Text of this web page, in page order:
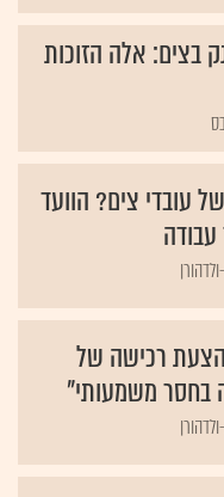
בצים: אלה הזוכות
עובדי צים? הוועד
רכישה של
בחסר משמעותי"